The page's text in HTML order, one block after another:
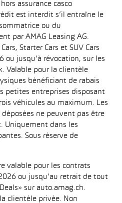
assurance casco
est interdit s’il entraîne le
ou du
par AMAG Leasing AG.
Starter Cars et SUV Cars
ou jusqu’à révocation, sur les
Valable pour la clientèle
bénéficiant de rabais
petites entreprises disposant
véhicules au maximum. Les
ne peuvent pas être
Uniquement dans les
Sous réserve de
valable pour les contrats
ou jusqu’au retrait de tout
sur auto.amag.ch.
clientèle privée. Non